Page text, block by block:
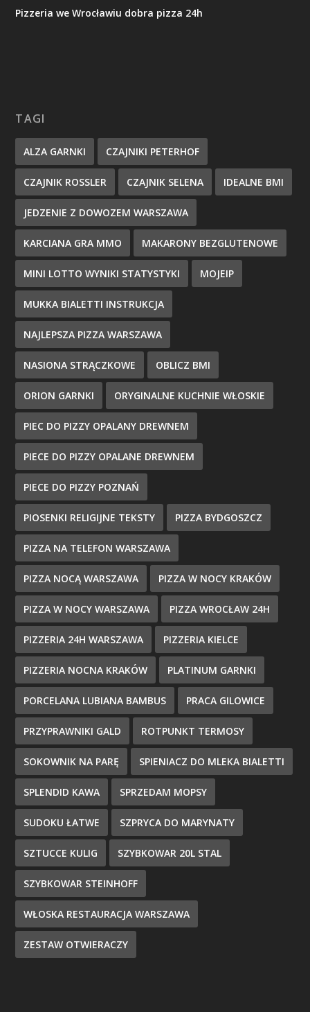
Pizzeria we Wrocławiu dobra pizza 24h
TAGI
ALZA GARNKI CZAJNIKI PETERHOF
CZAJNIK ROSSLER CZAJNIK SELENA IDEALNE BMI
JEDZENIE Z DOWOZEM WARSZAWA
KARCIANA GRA MMO MAKARONY BEZGLUTENOWE
MINI LOTTO WYNIKI STATYSTYKI MOJEIP
MUKKA BIALETTI INSTRUKCJA
NAJLEPSZA PIZZA WARSZAWA
NASIONA STRĄCZKOWE OBLICZ BMI
ORION GARNKI ORYGINALNE KUCHNIE WŁOSKIE
PIEC DO PIZZY OPALANY DREWNEM
PIECE DO PIZZY OPALANE DREWNEM
PIECE DO PIZZY POZNAŃ
PIOSENKI RELIGIJNE TEKSTY PIZZA BYDGOSZCZ
PIZZA NA TELEFON WARSZAWA
PIZZA NOCĄ WARSZAWA PIZZA W NOCY KRAKÓW
PIZZA W NOCY WARSZAWA PIZZA WROCŁAW 24H
PIZZERIA 24H WARSZAWA PIZZERIA KIELCE
PIZZERIA NOCNA KRAKÓW PLATINUM GARNKI
PORCELANA LUBIANA BAMBUS PRACA GILOWICE
PRZYPRAWNIKI GALD ROTPUNKT TERMOSY
SOKOWNIK NA PARĘ SPIENIACZ DO MLEKA BIALETTI
SPLENDID KAWA SPRZEDAM MOPSY
SUDOKU ŁATWE SZPRYCA DO MARYNATY
SZTUCCE KULIG SZYBKOWAR 20L STAL
SZYBKOWAR STEINHOFF
WŁOSKA RESTAURACJA WARSZAWA
ZESTAW OTWIERACZY